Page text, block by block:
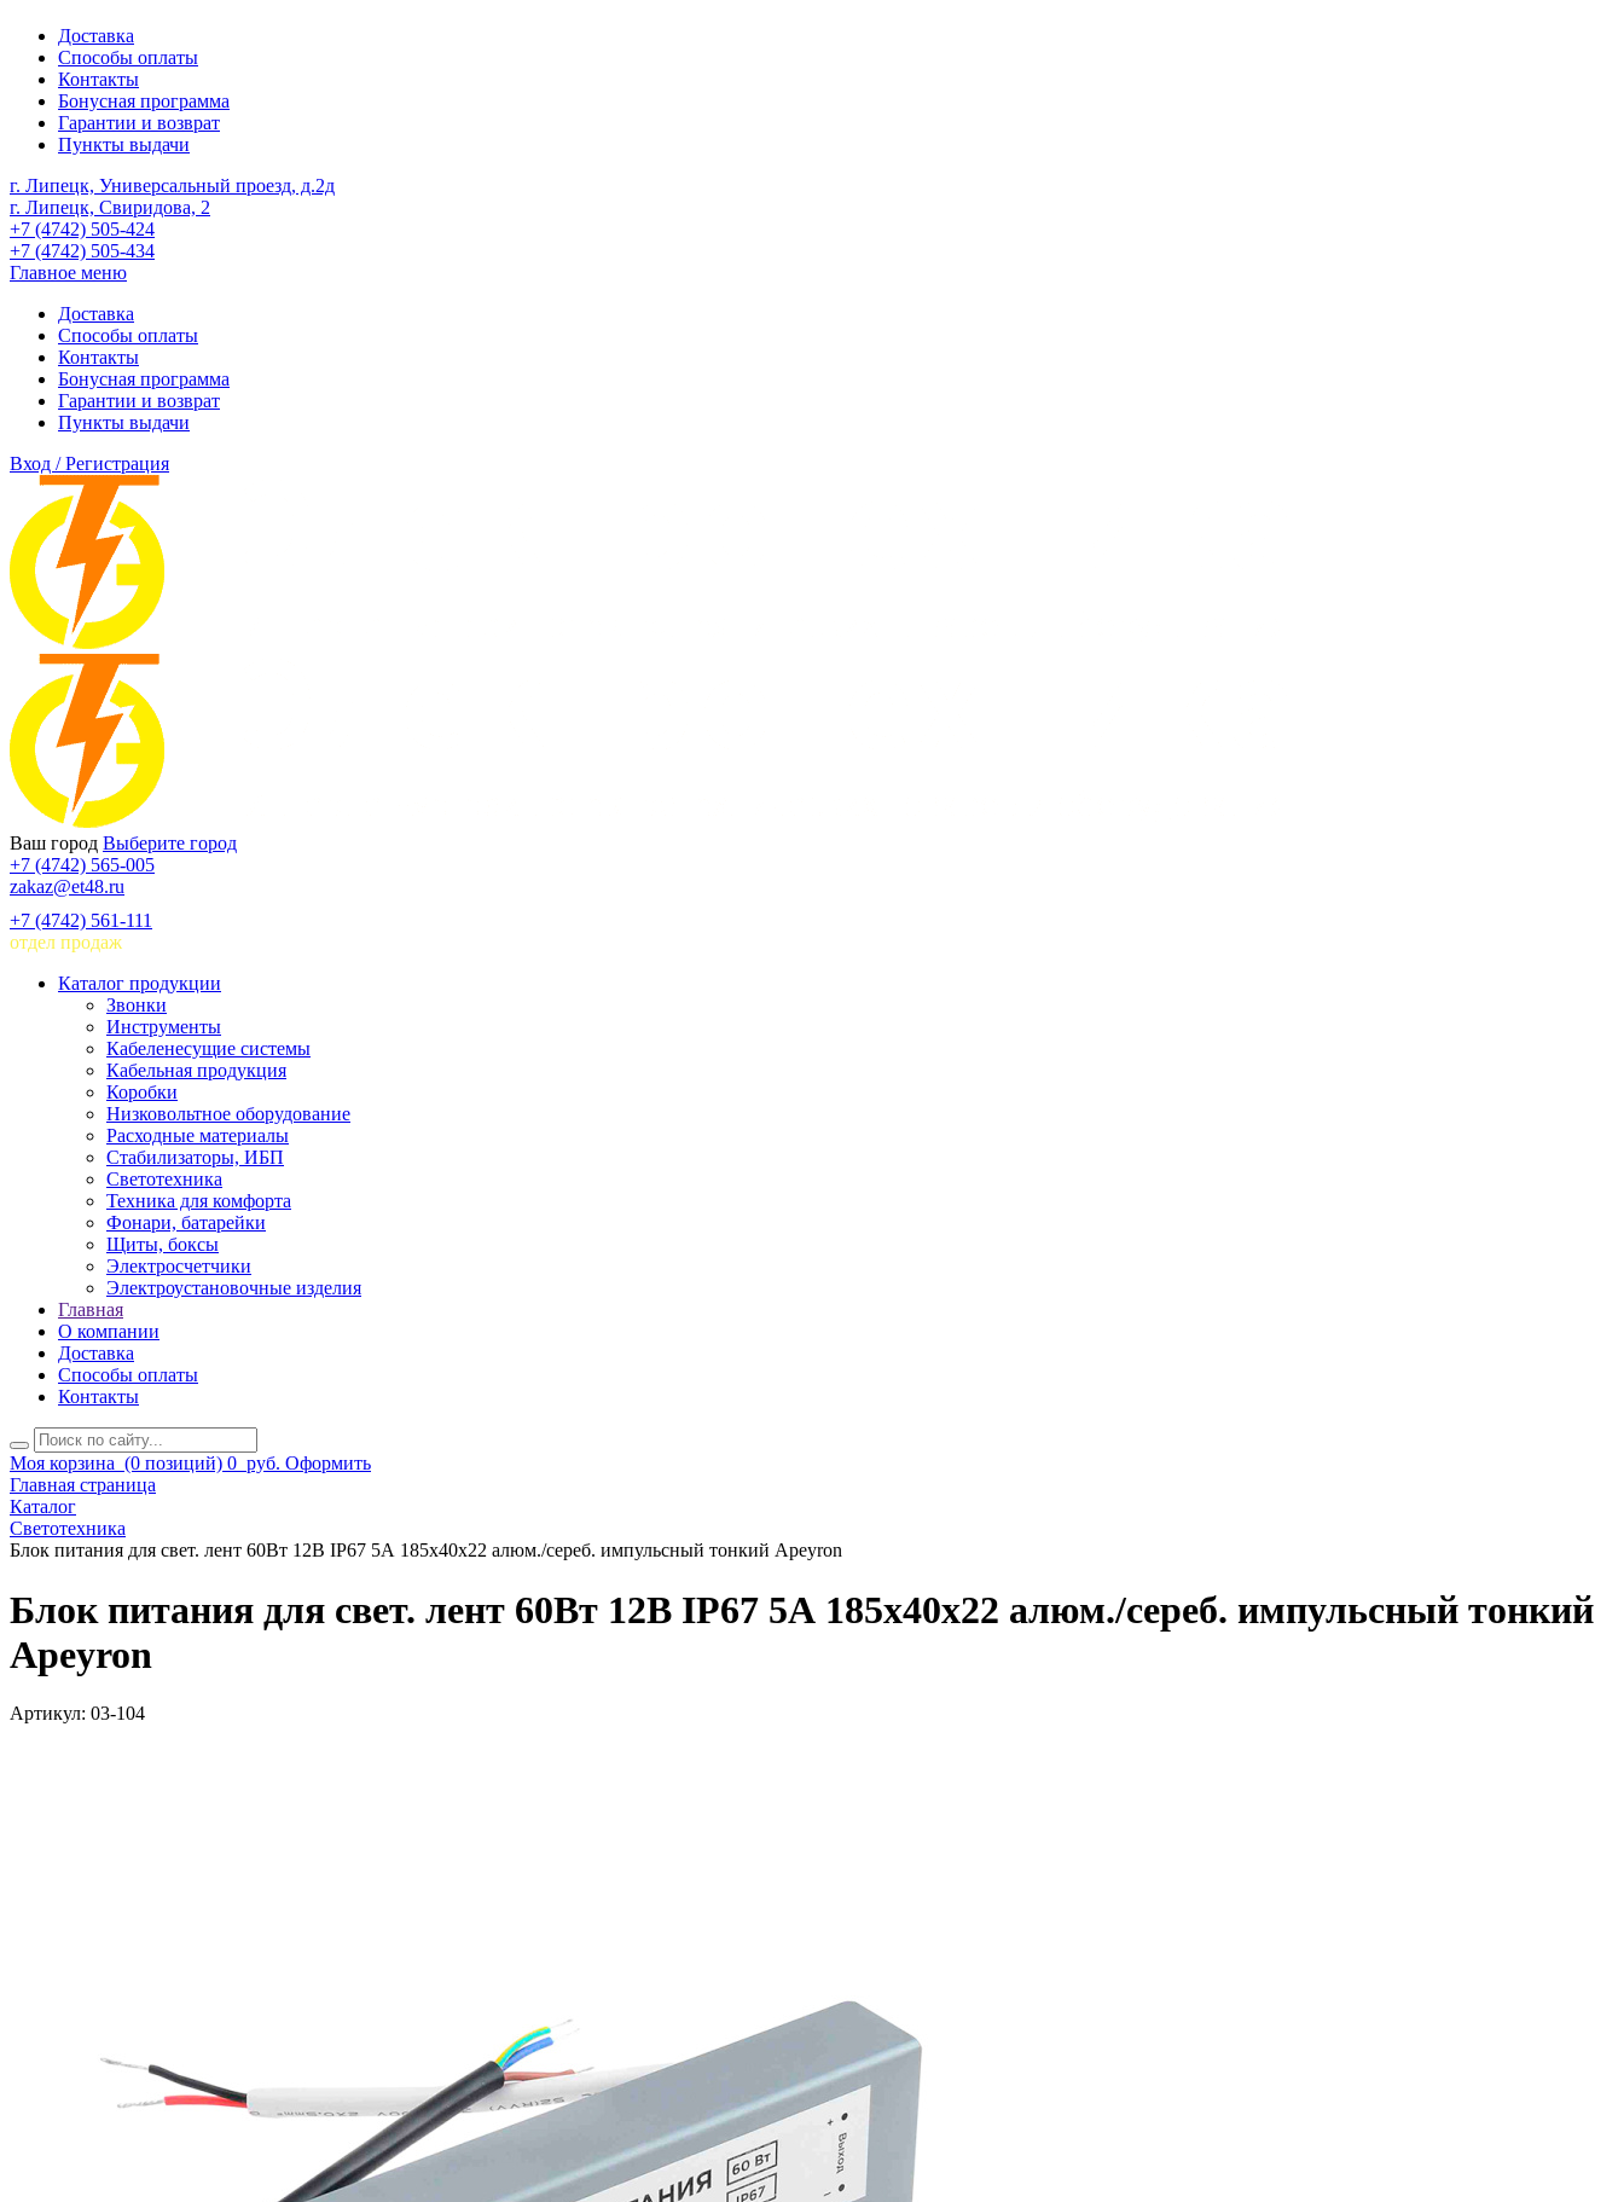
Доставка
Способы оплаты
Контакты
Бонусная программа
Гарантии и возврат
Пункты выдачи
г. Липецк, Универсальный проезд, д.2д
г. Липецк, Свиридова, 2
+7 (4742) 505-424
+7 (4742) 505-434
Главное меню
Доставка
Способы оплаты
Контакты
Бонусная программа
Гарантии и возврат
Пункты выдачи
Вход / Регистрация
Ваш город Выберите город
+7 (4742) 565-005
zakaz@et48.ru
+7 (4742) 561-111
отдел продаж
Каталог продукции
Звонки
Инструменты
Кабеленесущие системы
Кабельная продукция
Коробки
Низковольтное оборудование
Расходные материалы
Стабилизаторы, ИБП
Светотехника
Техника для комфорта
Фонари, батарейки
Щиты, боксы
Электросчетчики
Электроустановочные изделия
Главная
О компании
Доставка
Способы оплаты
Контакты
Моя корзина (0 позиций) 0 руб. Оформить
Главная страница
Каталог
Светотехника
Блок питания для свет. лент 60Вт 12В IP67 5А 185х40х22 алюм./сереб. импульсный тонкий Apeyron
Блок питания для свет. лент 60Вт 12В IP67 5А 185х40х22 алюм./сереб. импульсный тонкий
Apeyron
Артикул: 03-104